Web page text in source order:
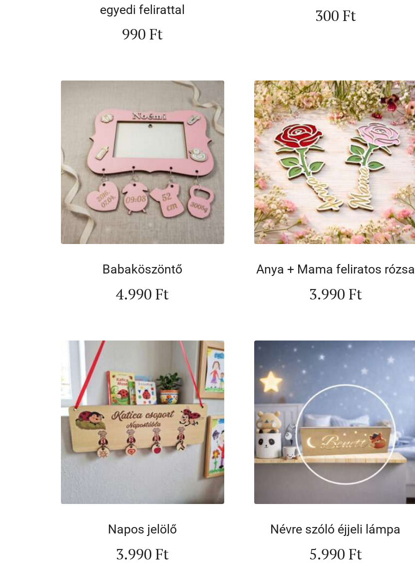
egyedi felirattal
990Ft
300 Ft
Babaköszöntő
4.990Ft
Anya + Mama feliratos rózsa
3.990 Ft
Napos jelölő
3.990Ft
Névre szóló éjjeli lámpa
5.990 Ft